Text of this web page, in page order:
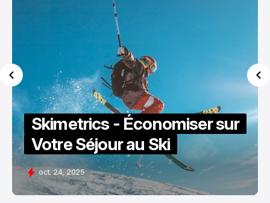
Skimetrics - Économiser sur
Votre Séjour au Ski
oct. 24, 2025